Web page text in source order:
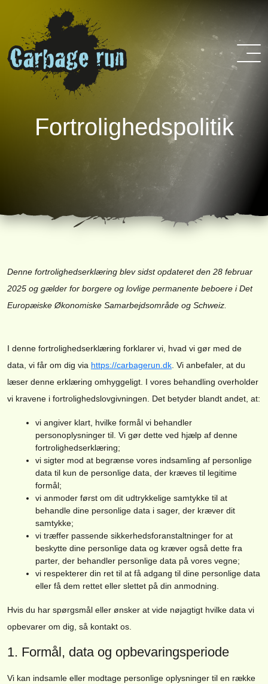
Fortrolighedspolitik
Denne fortrolighedserklæring blev sidst opdateret den 28 februar
2025 og gælder for borgere og lovlige permanente beboere i Det
Europæiske Økonomiske Samarbejdsområde og Schweiz.
I denne fortrolighedserklæring forklarer vi, hvad vi gør med de
data, vi får om dig via https://carbagerun.dk . Vi anbefaler, at du
læser denne erklæring omhyggeligt. I vores behandling overholder
vi kravene i fortrolighedslovgivningen. Det betyder blandt andet, at:
vi angiver klart, hvilke formål vi behandler
personoplysninger til. Vi gør dette ved hjælp af denne
fortrolighedserklæring;
vi sigter mod at begrænse vores indsamling af personlige
data til kun de personlige data, der kræves til legitime
formål;
vi anmoder først om dit udtrykkelige samtykke til at
behandle dine personlige data i sager, der kræver dit
samtykke;
vi træffer passende sikkerhedsforanstaltninger for at
beskytte dine personlige data og kræver også dette fra
parter, der behandler personlige data på vores vegne;
vi respekterer din ret til at få adgang til dine personlige data
eller få dem rettet eller slettet på din anmodning.
Hvis du har spørgsmål eller ønsker at vide nøjagtigt hvilke data vi
opbevarer om dig, så kontakt os.
1. Formål, data og opbevaringsperiode
Vi kan indsamle eller modtage personlige oplysninger til en række